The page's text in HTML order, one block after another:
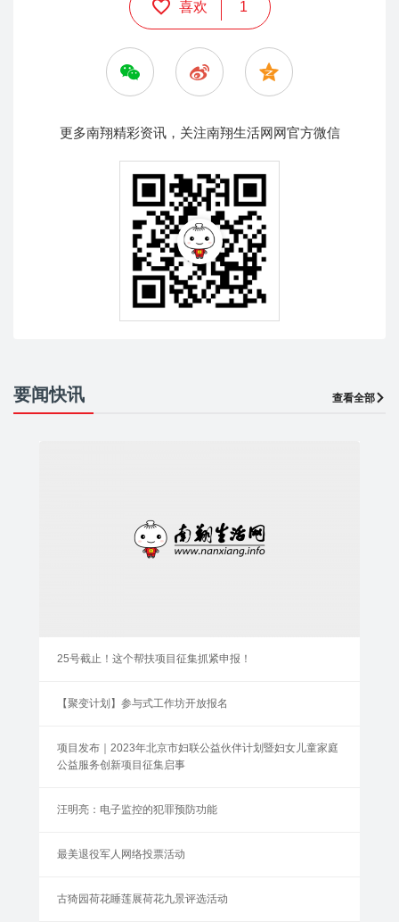
喜欢 1
更多南翔精彩资讯，关注南翔生活网网官方微信
要闻快讯 查看全部
25号截止！这个帮扶项目征集抓紧申报！
【聚变计划】参与式工作坊开放报名
项目发布｜2023年北京市妇联公益伙伴计划暨妇女儿童家庭
公益服务创新项目征集启事
汪明亮：电子监控的犯罪预防功能
最美退役军人网络投票活动
古猗园荷花睡莲展荷花九景评选活动